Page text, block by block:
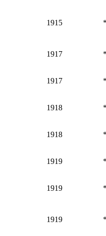
1915
1917
1917
1918
1918
1919
1919
1919